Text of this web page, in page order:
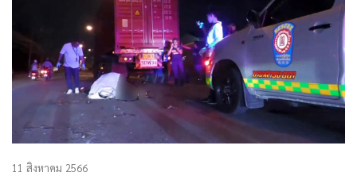
11 สิงหาคม 2566